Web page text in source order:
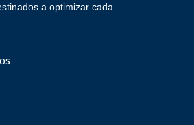
a optimizar cada